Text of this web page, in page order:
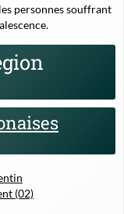
personnes souffrant
(02)